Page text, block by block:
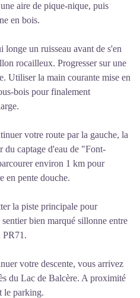
aire de pique-nique, puis
en bois.
longe un ruisseau avant de s'en
rocailleux. Progresser sur une
Utiliser la main courante mise en
bois pour finalement
votre route par la gauche, la
du captage d'eau de "Font-
environ 1 km pour
en pente douche.
la piste principale pour
bien marqué sillonne entre
PR71.
votre descente, vous arrivez
du Lac de Balcère. A proximité
le parking.